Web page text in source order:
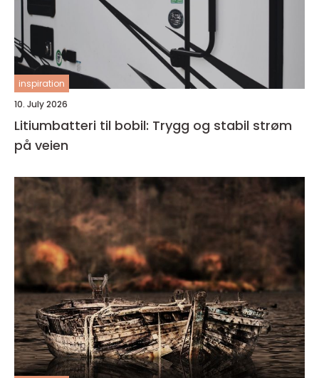
inspiration
10. July 2026
Litiumbatteri til bobil: Trygg og stabil strøm
på veien